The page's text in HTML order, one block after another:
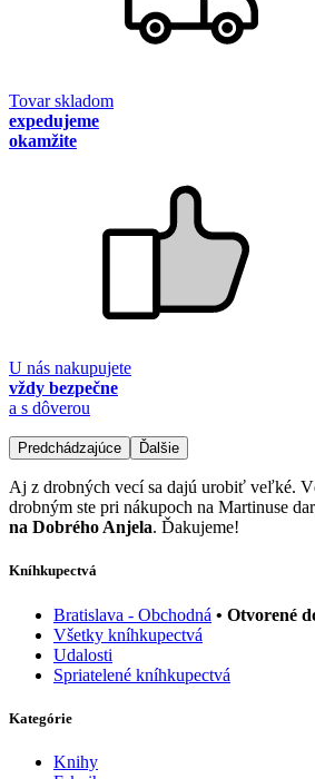
Tovar skladom
expedujeme
okamžite
U nás nakupujete
vždy bezpečne
a s dôverou
Predchádzajúce Ďalšie
Aj z drobných vecí sa dajú urobiť veľké.
drobným ste pri nákupoch na Martinuse
na Dobrého Anjela. Ďakujeme!
Kníhkupectvá
Bratislava - Obchodná • Otvorené
Všetky kníhkupectvá
Udalosti
Spriatelené kníhkupectvá
Kategórie
Knihy